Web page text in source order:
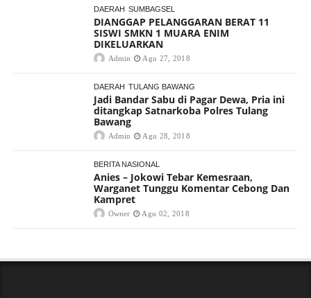
DAERAH SUMBAGSEL
DIANGGAP PELANGGARAN BERAT 11
SISWI SMKN 1 MUARA ENIM
DIKELUARKAN
Admin Agu 27, 2018
DAERAH TULANG BAWANG
Jadi Bandar Sabu di Pagar Dewa, Pria ini
ditangkap Satnarkoba Polres Tulang
Bawang
Admin Agu 28, 2018
BERITA NASIONAL
Anies – Jokowi Tebar Kemesraan,
Warganet Tunggu Komentar Cebong Dan
Kampret
Owner Agu 02, 2018